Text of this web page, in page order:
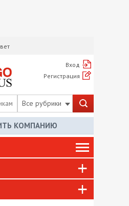
Вход
Регистрация
Все рубрики
КОМПАНИЮ